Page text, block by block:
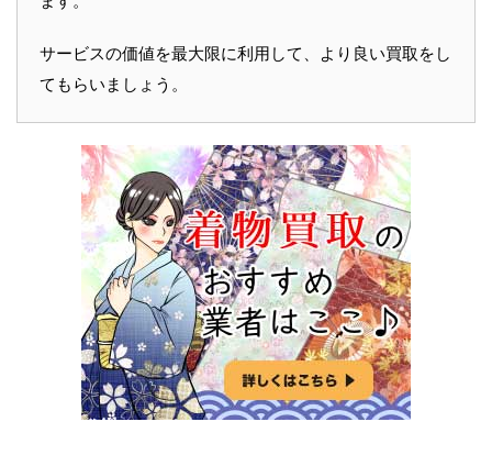
サービスの価値を最大限に利用して、より良い買取をし
てもらいましょう。